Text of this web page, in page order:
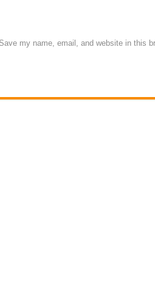
Save my name, email, and website in this